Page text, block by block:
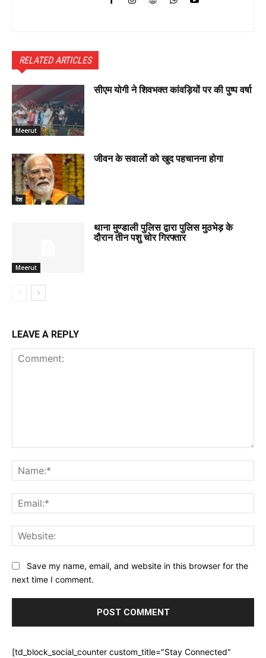
RELATED ARTICLES
Meerut
सीएम योगी ने शिवभक्त कांवड़ियों पर की पुष्प वर्षा
देश
जीवन के सवालों को खुद पहचानना होगा
Meerut
थाना मुण्डाली पुलिस द्वारा पुलिस मुठभेड़ के
दौरान तीन पशु चोर गिरफ्तार
LEAVE A REPLY
Save my name, email, and website in this browser for the
next time I comment.
[td_block_social_counter custom_title="Stay Connected"